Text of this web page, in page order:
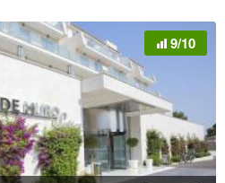
9/10